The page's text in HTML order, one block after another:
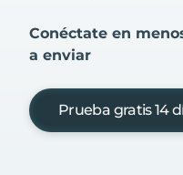
Conéctate en
a enviar
Prueba gratis 14